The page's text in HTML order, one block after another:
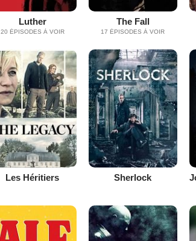
Luther
20 ÉPISODES À VOIR
The Fall
17 ÉPISODES À VOIR
Les Héritiers Sherlock